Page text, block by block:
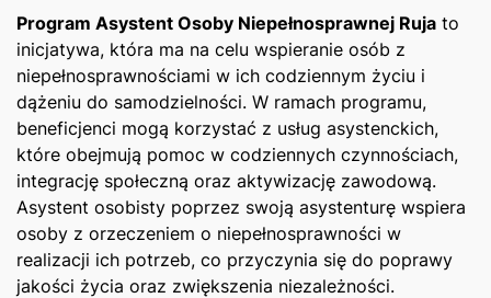
Program Asystent Osoby⁤ Niepełnosprawnej Ruja to
inicjatywa, która ma ​na celu wspieranie osób z
niepełnosprawnościami w ich codziennym życiu i
dążeniu do samodzielności. W ⁤ramach programu,
beneficjenci mogą⁢ korzystać z usług⁢ asystenckich,
które obejmują pomoc w codziennych‌ czynnościach,
integrację społeczną oraz aktywizację zawodową.
Asystent osobisty poprzez swoją asystenturę wspiera
osoby z orzeczeniem o‌ niepełnosprawności w
realizacji ich potrzeb, ​co przyczynia się⁤ do poprawy
‌jakości życia oraz zwiększenia niezależności.